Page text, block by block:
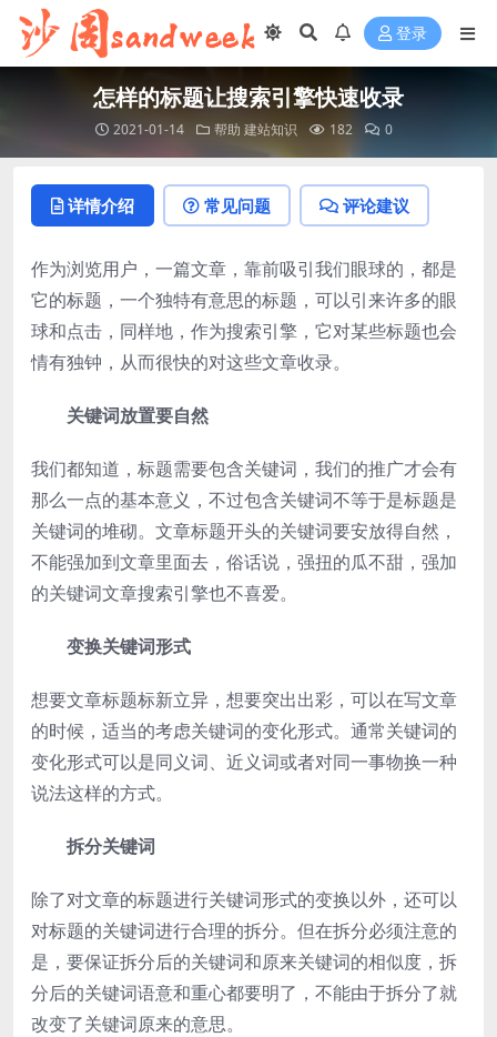
登录
怎样的标题让搜索引擎快速收录
2021-01-14 帮助 建站知识 182 0
详情介绍 常见问题 评论建议
作为浏览用户，一篇文章，靠前吸引我们眼球的，都是
它的标题，一个独特有意思的标题，可以引来许多的眼
球和点击，同样地，作为搜索引擎，它对某些标题也会
情有独钟，从而很快的对这些文章收录。
关键词放置要自然
我们都知道，标题需要包含关键词，我们的推广才会有
那么一点的基本意义，不过包含关键词不等于是标题是
关键词的堆砌。文章标题开头的关键词要安放得自然，
不能强加到文章里面去，俗话说，强扭的瓜不甜，强加
的关键词文章搜索引擎也不喜爱。
变换关键词形式
想要文章标题标新立异，想要突出出彩，可以在写文章
的时候，适当的考虑关键词的变化形式。通常关键词的
变化形式可以是同义词、近义词或者对同一事物换一种
说法这样的方式。
拆分关键词
除了对文章的标题进行关键词形式的变换以外，还可以
对标题的关键词进行合理的拆分。但在拆分必须注意的
是，要保证拆分后的关键词和原来关键词的相似度，拆
分后的关键词语意和重心都要明了，不能由于拆分了就
改变了关键词原来的意思。